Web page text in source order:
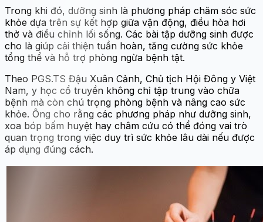
Trong khi đó, dưỡng sinh là phương pháp chăm sóc sức
khỏe dựa trên sự kết hợp giữa vận động, điều hòa hơi
thở và điều chỉnh lối sống. Các bài tập dưỡng sinh được
cho là giúp cải thiện tuần hoàn, tăng cường sức khỏe
tổng thể và hỗ trợ phòng ngừa bệnh tật.
Theo PGS.TS Đậu Xuân Cảnh, Chủ tịch Hội Đông y Việt
Nam, y học cổ truyền không chỉ tập trung vào chữa
bệnh mà còn chú trọng phòng bệnh và nâng cao sức
khỏe. Ông cho rằng các phương pháp như dưỡng sinh,
xoa bóp bấm huyệt hay châm cứu có thể đóng vai trò
quan trọng trong việc duy trì sức khỏe lâu dài nếu được
áp dụng đúng cách.